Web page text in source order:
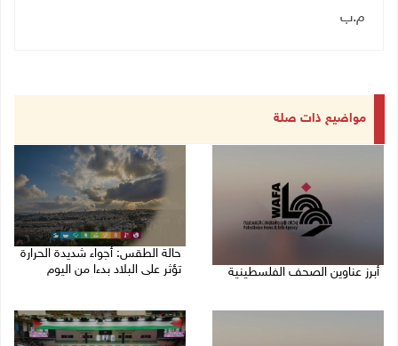
م.ب
مواضيع ذات صلة
أبرز عناوين الصحف الفلسطينية
حالة الطقس: أجواء شديدة الحرارة
تؤثر على البلاد بدءا من اليوم